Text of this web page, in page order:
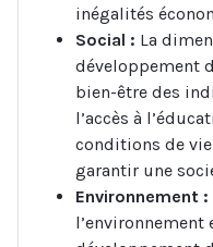
inégalités
Social : La
développement
bien-être des
l’accès à
conditions de
garantir une
Environnement :